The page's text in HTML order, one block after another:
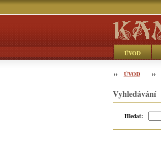
ÚVOD
Objednávka
ÚVOD
Vyhledávání
Hledat: